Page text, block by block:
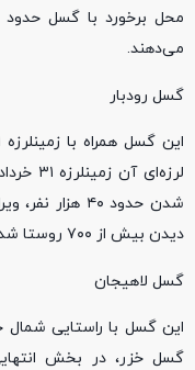
محل برخورد با گسل حدود
می‌دهند.
گسل رودبار
شدن حدود ۴۰
دیدن بیش از ۷۰۰ روستا شده است.
گسل لاهیجان
این گسل با راستایی
گسل خزر، در بخش